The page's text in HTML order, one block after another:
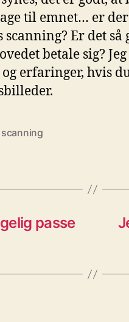
til emnet… er
Er det så
betale sig?
erfaringer, hvis
scanning
passe